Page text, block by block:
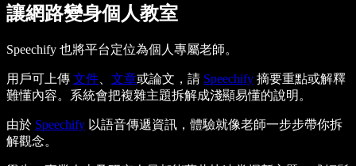
讓網路變身個人教室
Speechify 也將平台定位為個人專屬老師。
用戶可上傳 文件 文章或論文，請 Speechify 摘要重點或解釋
難懂內容。系統會把複雜主題拆解成淺顯易懂的說明。
由於 Speechify 以語音傳遞資訊，體驗就像老師一步步帶你拆
解觀念。